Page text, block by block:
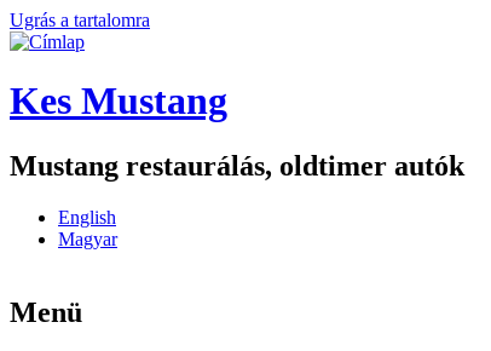
Ugrás a tartalomra
Kes Mustang
Mustang restaurálás, oldtimer autók
English
Magyar
Menü